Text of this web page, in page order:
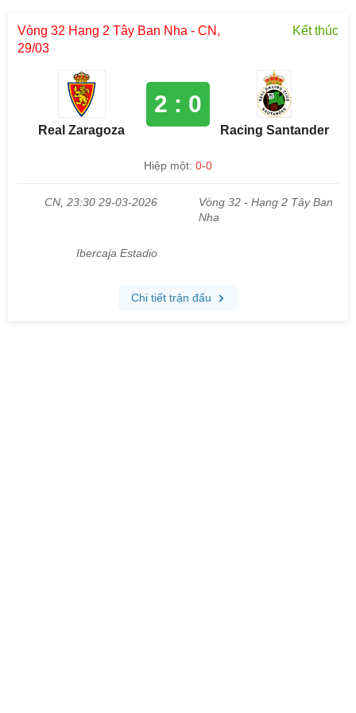
Vòng 32 Hạng 2 Tây Ban Nha - CN,
29/03
Kết thúc
Real Zaragoza
2 : 0
Racing Santander
Hiệp một: 0-0
CN, 23:30 29-03-2026
Vòng 32 - Hạng 2 Tây Ban
Nha
Ibercaja Estadio
Chi tiết trận đấu